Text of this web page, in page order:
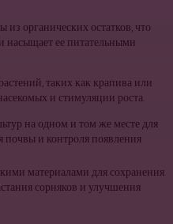
из органических остатков, что
насыщает ее питательными
таких как крапива или
и стимуляции роста.
на одном и том же месте для
и контроля появления
материалами для сохранения
сорняков и улучшения